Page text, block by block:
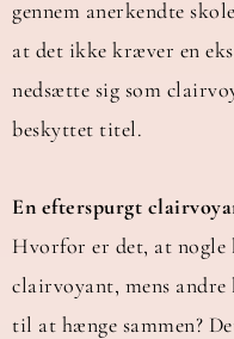
gennem anerkendte
at det ikke kræver en
nedsætte sig som
beskyttet titel.
En efterspurgt
Hvorfor er det, at nogle
clairvoyant, mens
til at hænge sammen?